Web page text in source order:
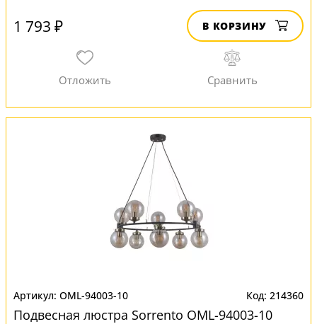
1 793 ₽ В КОРЗИНУ
OML-94003-10 214360
Подвесная люстра Sorrento OML-94003-10